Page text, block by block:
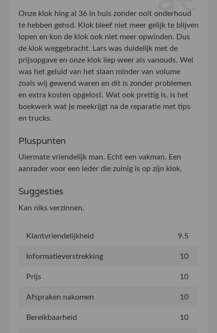
Onze klok hing al 36 in huis zonder ooit onderhoud
te hebben gehsd. Klok bleef niet meer gelijk te blijven
lopen en kon de klok ook niet meer opwinden. Dus
de klok weggebracht. Lars was duidelijk met de
prijsopgave en onze klok liep weer als vanouds. Wel
was het geluid van het slaan minder van volume
zoals wij gewend waren en dit is zonder problemen
en extra kosten opgelost. Wat ook prettig is, is het
boekwerk wat je meekrijgt na de reparatie met tips
en trucks.
Pluspunten
Uiermate vriendelijk man. Echt een vakman. Een
aanrader voor een ieder die zuinig is op zijn klok.
Suggesties
Kan niks verzinnen.
Klantvriendelijkheid 9.5
Informatieverstrekking 10
Prijs 10
Afspraken nakomen 10
Bereikbaarheid 10